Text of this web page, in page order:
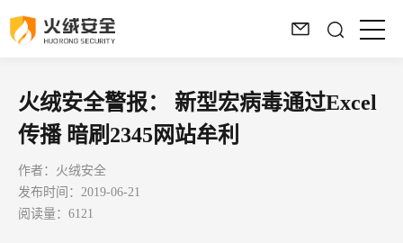
火绒安全警报： 新型宏病毒通过Excel
传播 暗刷2345网站牟利
作者：火绒安全
发布时间：2019-06-21
阅读量：6121